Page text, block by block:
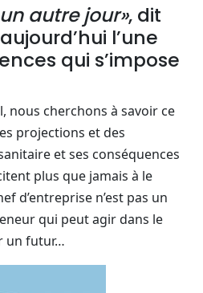
autre jour», dit
l’une
qui s’impose
nous cherchons à savoir ce
projections et des
et ses conséquences
plus que jamais à le
d’entreprise n’est pas un
qui peut agir dans le
un futur…